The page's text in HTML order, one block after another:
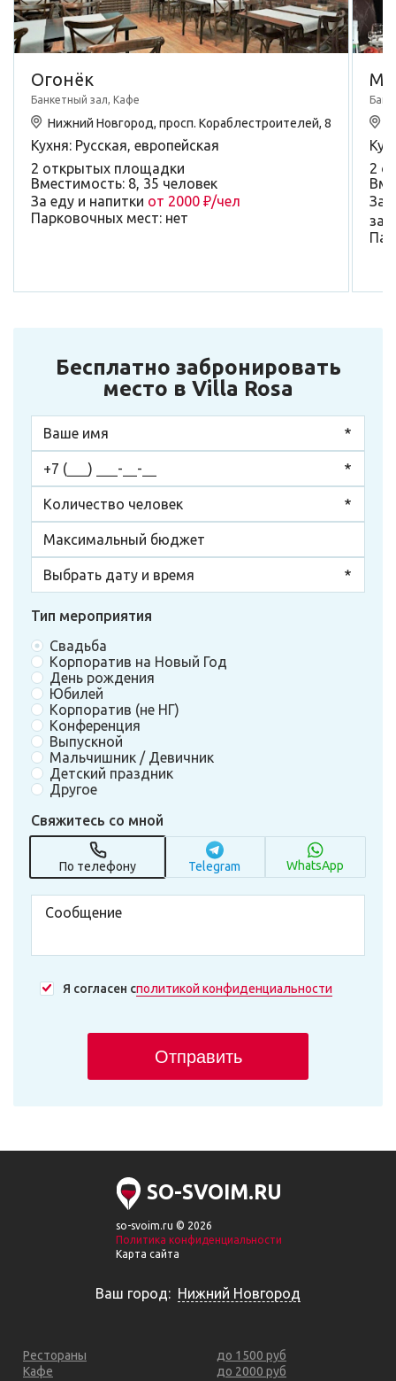
Огонёк
Банкетный зал, Кафе
Нижний Новгород, просп. Кораблестроителей, 8
Кухня: Русская, европейская
2 открытых площадки
Вместимость: 8, 35 человек
За еду и напитки от 2000 ₽/чел
Парковочных мест: нет
2
За
Бесплатно забронировать
место в Villa Rosa
Тип мероприятия
Свадьба
Корпоратив на Новый Год
День рождения
Юбилей
Корпоратив (не НГ)
Конференция
Выпускной
Мальчишник / Девичник
Детский праздник
Другое
Свяжитесь со мной
По телефону Telegram WhatsApp
Я согласен сполитикой конфиденциальности
Отправить
SO-SVOIM.RU
so-svoim.ru © 2026
Политика конфиденциальности
Карта сайта
Ваш город: Нижний Новгород
Рестораны
Кафе
до 1500 руб
до 2000 руб